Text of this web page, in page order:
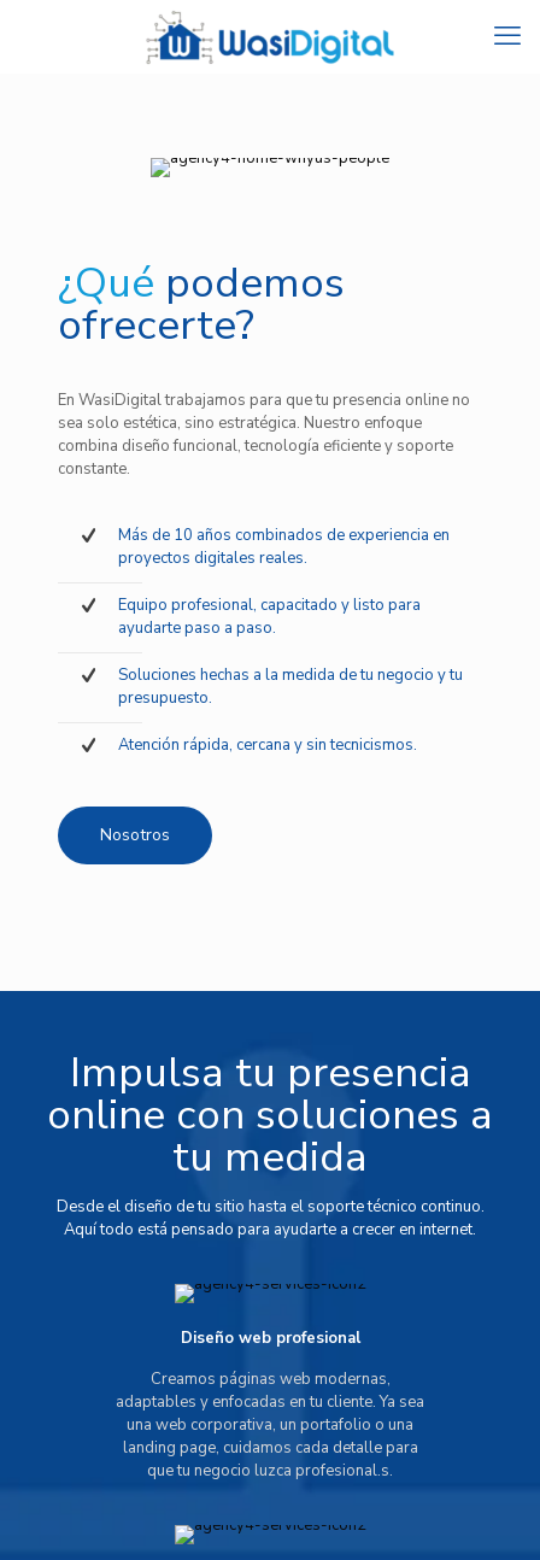
¿Qué podemos
ofrecerte?
En WasiDigital trabajamos para que tu presencia online no
sea solo estética, sino estratégica. Nuestro enfoque
combina diseño funcional, tecnología eficiente y soporte
constante.
Más de 10 años combinados de experiencia en
proyectos digitales reales.
Equipo profesional, capacitado y listo para
ayudarte paso a paso.
Soluciones hechas a la medida de tu negocio y tu
presupuesto.
Atención rápida, cercana y sin tecnicismos.
Nosotros
Impulsa tu presencia
online con soluciones a
tu medida
Desde el diseño de tu sitio hasta el soporte técnico continuo.
Aquí todo está pensado para ayudarte a crecer en internet.
Diseño web profesional
Creamos páginas web modernas,
adaptables y enfocadas en tu cliente. Ya sea
una web corporativa, un portafolio o una
landing page, cuidamos cada detalle para
que tu negocio luzca profesional.s.